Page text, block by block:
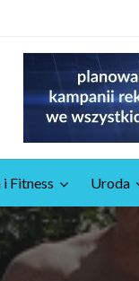
Fitness Uroda